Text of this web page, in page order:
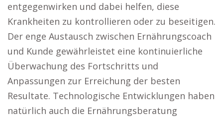
entgegenwirken und dabei helfen, diese
Krankheiten zu kontrollieren oder zu beseitigen.
Der enge Austausch zwischen Ernährungscoach
und Kunde gewährleistet eine kontinuierliche
Überwachung des Fortschritts und
Anpassungen zur Erreichung der besten
Resultate. Technologische Entwicklungen haben
natürlich auch die Ernährungsberatung